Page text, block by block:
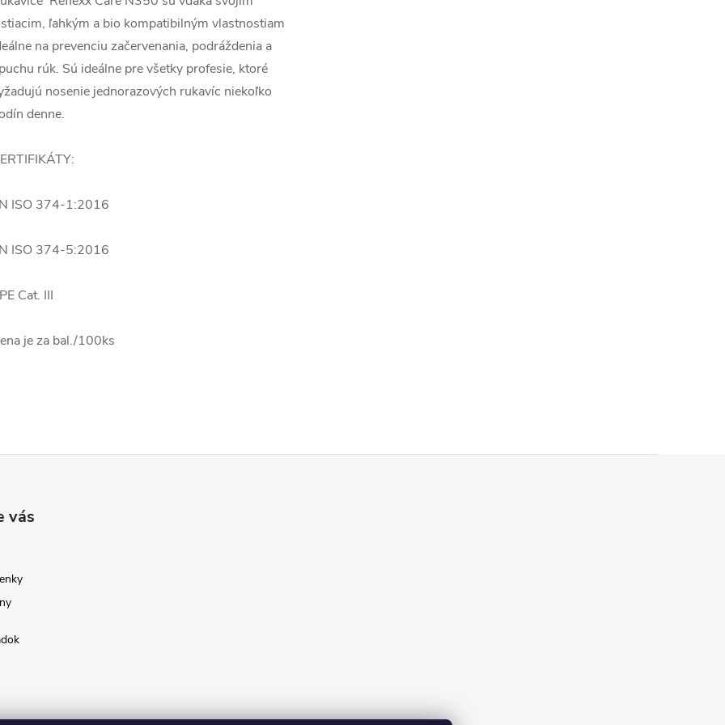
ľahkým a bio kompatibilným vlastnostiam
na prevenciu začervenania, podráždenia a
rúk. Sú ideálne pre všetky profesie, ktoré
nosenie jednorazových rukavíc niekoľko
denne.
ISO 374-1:2016
ISO 374-5:2016
Cat. III
je za bal./100ks
vás